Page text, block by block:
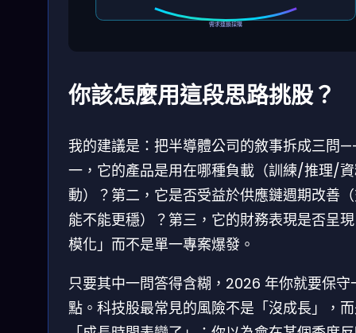
需求連鎖採購
你該怎麼用這段思路挑股？
我的建議是：把半導體公司的敘事拆成三問
一，它的產品是用在哪種負載（訓練/推理/
動）？第二，它是否受益於供應鏈週期改善
能不能更穩）？第三，它的財務表現是否呈
模化」而不是單一專案爆發。
只要其中一問答得含糊，2026 年你就要保守
點。科技股最常見的風險不是「沒成長」，